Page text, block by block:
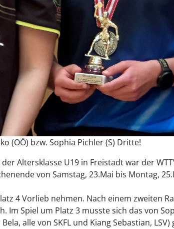
(OÖ) bzw. Sophia Pichler (S) Dritte!
Altersklasse U19 in Freistadt war der
von Samstag, 23.Mai bis Montag,
4 Vorlieb nehmen. Nach einem zweiten
Im Spiel um Platz 3 musste sich das von
alle von SKFL und Kiang Sebastian,